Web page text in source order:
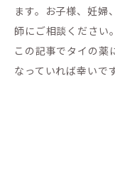
ます。お子様、妊婦
師にご相談ください。
この記事でタイの薬
なっていれば幸いです